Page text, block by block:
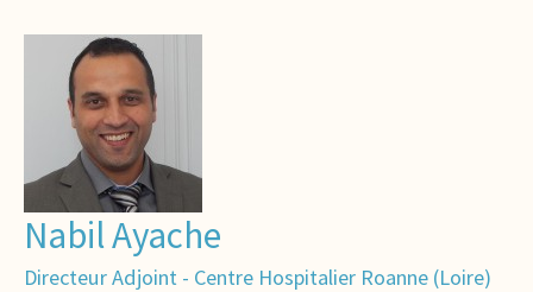
Nabil Ayache
Directeur Adjoint - Centre Hospitalier Roanne (Loire)